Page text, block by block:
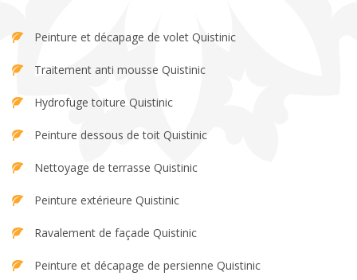
Peinture et décapage de volet Quistinic
Traitement anti mousse Quistinic
Hydrofuge toiture Quistinic
Peinture dessous de toit Quistinic
Nettoyage de terrasse Quistinic
Peinture extérieure Quistinic
Ravalement de façade Quistinic
Peinture et décapage de persienne Quistinic